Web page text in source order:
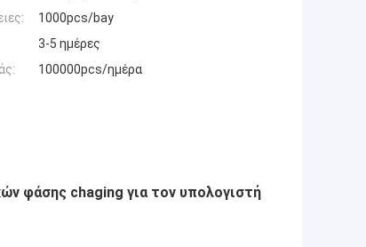
1000pcs/bay
3-5 ημέρες
100000pcs/ημέρα
φάσης chaging για τον υπολογιστή